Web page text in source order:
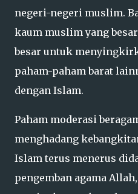
negeri-negeri muslim.
kaum muslim yang
besar untuk
paham-paham barat
dengan Islam.
Paham moderasi
menghadang
Islam terus menerus
pengemban agama